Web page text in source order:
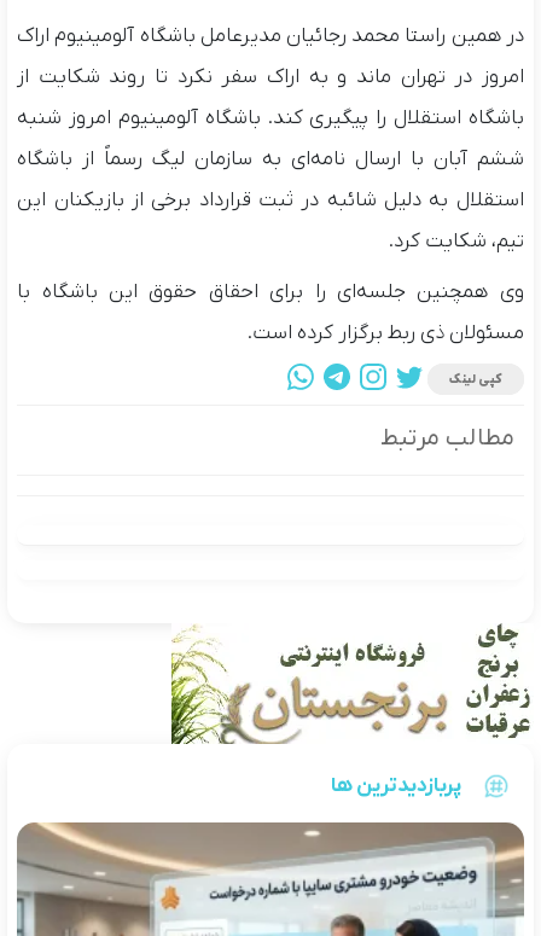
در همین راستا محمد رجائیان مدیرعامل باشگاه آلومینیوم اراک
امروز در تهران ماند و به اراک سفر نکرد تا روند شکایت از
باشگاه استقلال را پیگیری کند. باشگاه آلومینیوم امروز شنبه
ششم آبان با ارسال نامه‌ای به سازمان لیگ رسماً از باشگاه
استقلال به دلیل شائبه در ثبت قرارداد برخی از بازیکنان این
تیم، شکایت کرد.
وی همچنین جلسه‌ای را برای احقاق حقوق این باشگاه با
مسئولان ذی ربط برگزار کرده است.
کپی لینک
مطالب مرتبط
پربازدیدترین ها